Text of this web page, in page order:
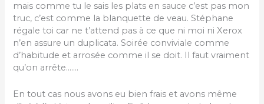
mais comme tu le sais les plats en sauce c’est pas mon
truc, c’est comme la blanquette de veau. Stéphane
régale toi car ne t’attend pas à ce que ni moi ni Xerox
n’en assure un duplicata. Soirée conviviale comme
d’habitude et arrosée comme il se doit. Il faut vraiment
qu’on arrête…….
En tout cas nous avons eu bien frais et avons même